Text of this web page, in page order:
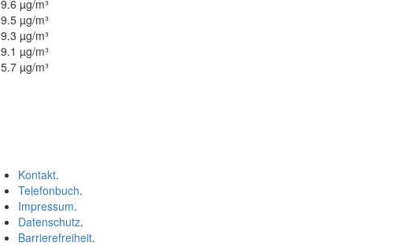
9.6 µg/m³
9.5 µg/m³
9.3 µg/m³
9.1 µg/m³
5.7 µg/m³
Kontakt.
Telefonbuch.
Impressum.
Datenschutz.
Barrierefreiheit.